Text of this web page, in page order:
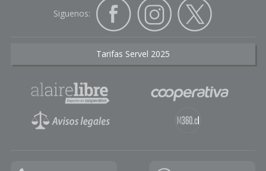
Siguenos:
Tarifas Servel 2025